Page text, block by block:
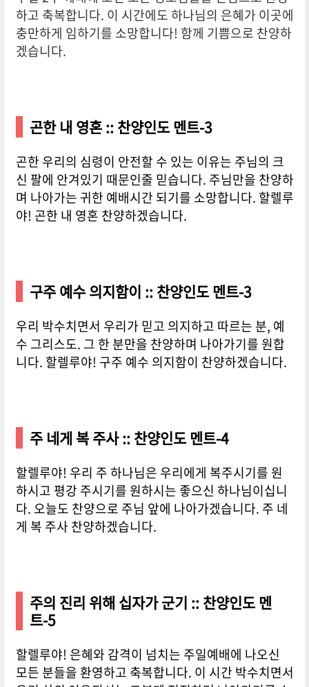
하고 축복합니다. 이 시간에도 하나님의 은혜가 이곳에
충만하게 임하기를 소망합니다! 함께 기쁨으로 찬양하
겠습니다.
곤한 내 영혼 :: 찬양인도 멘트-3
곤한 우리의 심령이 안전할 수 있는 이유는 주님의 크
신 팔에 안겨있기 때문인줄 믿습니다. 주님만을 찬양하
며 나아가는 귀한 예배시간 되기를 소망합니다. 할렐루
야! 곤한 내 영혼 찬양하겠습니다.
구주 예수 의지함이 :: 찬양인도 멘트-3
우리 박수치면서 우리가 믿고 의지하고 따르는 분, 예
수 그리스도. 그 한 분만을 찬양하며 나아가기를 원합
니다. 할렐루야! 구주 예수 의지함이 찬양하겠습니다.
주 네게 복 주사 :: 찬양인도 멘트-4
할렐루야! 우리 주 하나님은 우리에게 복주시기를 원
하시고 평강 주시기를 원하시는 좋으신 하나님이십니
다. 오늘도 찬양으로 주님 앞에 나아가겠습니다. 주 네
게 복 주사 찬양하겠습니다.
주의 진리 위해 십자가 군기 :: 찬양인도 멘
트-5
할렐루야! 은혜와 감격이 넘치는 주일예배에 나오신
모든 분들을 환영하고 축복합니다. 이 시간 박수치면서